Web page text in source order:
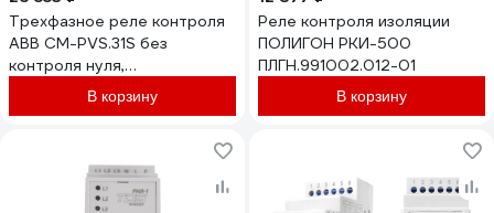
Трехфазное реле контроля
ABB CM-PVS.31S без
контроля нуля,
Umin/Umax=3x160-
230В/220- 300BAC, обрыв,
В корзину
Реле контроля изоляции
ПОЛИГОН РКИ-500
ПЛГН.991002.012-01
В корзину